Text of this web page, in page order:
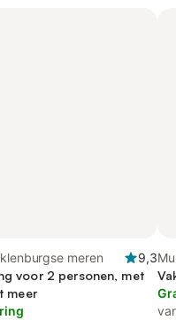
meren
9,3
voor 2 personen, met
meer